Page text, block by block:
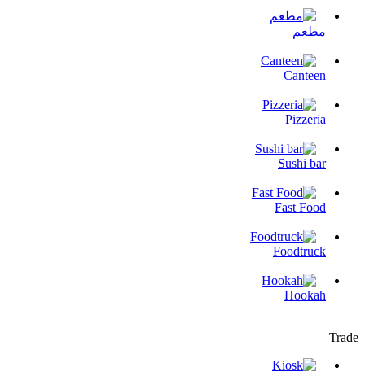
مطعم
Canteen
Pizzeria
Sushi bar
Fast Food
Foodtruck
Hookah
Trade